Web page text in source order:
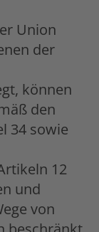
Union
der
können
den
34 sowie
12
und
von